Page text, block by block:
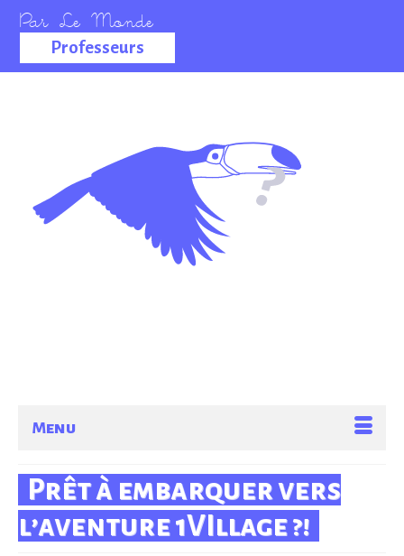
Professeurs
La salle des
professeurs
Menu
Prêt à embarquer vers
l’aventure 1VIllage ?!